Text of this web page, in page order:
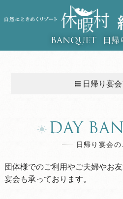
BANQUET 日帰
日帰り宴
DAY
日帰り宴会の
団体様でのご利用やご夫婦やお
宴会も承っております。